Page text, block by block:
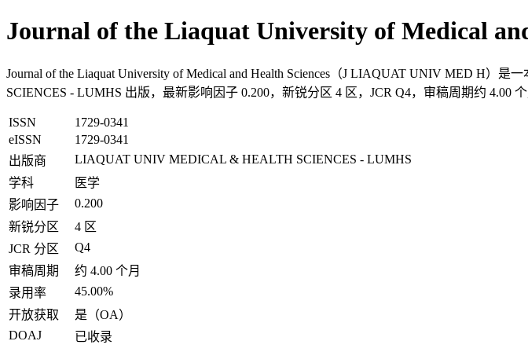
Journal of the Liaquat University of Medical
Journal of the Liaquat University of Medical and Health Sciences（J LIAQUAT UNIV MED H
SCIENCES - LUMHS 出版，最新影响因子 0.200，新锐分区 4 区，JCR Q4，审稿周期约 4.00
ISSN
1729-0341
eISSN
1729-0341
出版商
LIAQUAT UNIV MEDICAL & HEALTH SCIENCES - LUMHS
学科
医学
影响因子
0.200
新锐分区
4 区
JCR 分区
Q4
审稿周期
约 4.00 个月
录用率
45.00%
开放获取
是（OA）
DOAJ
已收录